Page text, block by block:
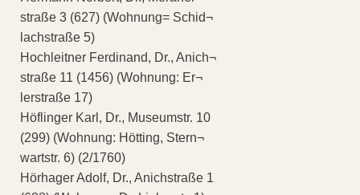
straße 3 (627) (Wohnung= Schid¬
lachstraße 5)
Hochleitner Ferdinand, Dr., Anich¬
straße 11 (1456) (Wohnung: Er¬
lerstraße 17)
Höflinger Karl, Dr., Museumstr. 10
(299) (Wohnung: Hötting, Stern¬
wartstr. 6) (2/1760)
Hörhager Adolf, Dr., Anichstraße 1